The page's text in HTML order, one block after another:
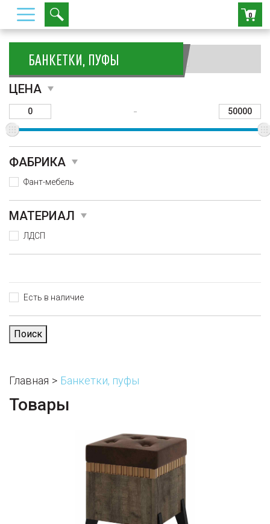
0
БАНКЕТКИ, ПУФЫ
Сортировать:
ЦЕНА
-
ФАБРИКА
Фант-мебель
МАТЕРИАЛ
ЛДСП
Есть в наличие
Поиск
Главная Банкетки, пуфы
Товары